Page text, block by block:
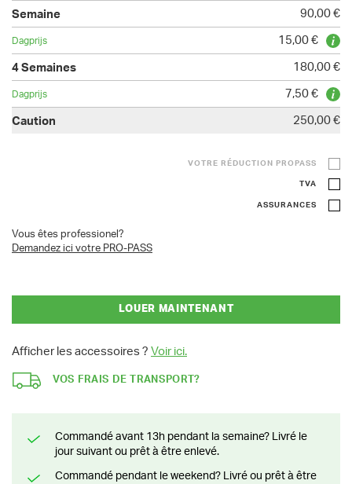
90,00 €
15,00 €
180,00 €
7,50 €
250,00 €
VOTRE RÉDUCTION PROPASS
TVA
ASSURANCES
Vous êtes professionel?
Demandez ici votre PRO-PASS
LOUER MAINTENANT
Afficher les accessoires ? Voir ici.
VOS FRAIS DE TRANSPORT?
Commandé avant 13h pendant la semaine? Livré le
jour suivant ou prêt à être enlevé.
Commandé pendant le weekend? Livré ou prêt à être